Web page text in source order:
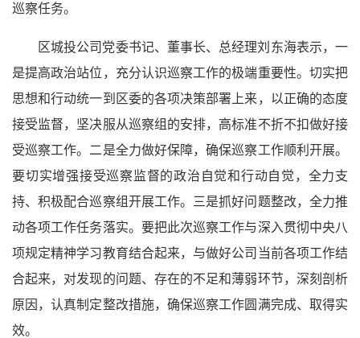
巡察任务。
区城投公司党委书记、董事长、总经理刘东海表示，一
是提高政治站位，充分认识巡察工作的极端重要性。切实把
思想和行动统一到区委的各项决策部署上来，以正确的态度
接受监督，坚决服从巡察组的安排，高标准不折不扣做好接
受巡察工作。二是全力做好保障，确保巡察工作顺利开展。
要切实增强接受巡察监督的政治自觉和行动自觉，全力支
持、积极配合巡察组开展工作。三是抓好问题整改，全力推
动各项工作任务落实。要把此次巡察工作与深入贯彻中央八
项规定精神学习教育结合起来，与做好公司当前各项工作结
合起来，对发现的问题、存在的不足和薄弱环节，深刻剖析
原因，认真制定整改措施，确保巡察工作圆满完成、取得实
效。